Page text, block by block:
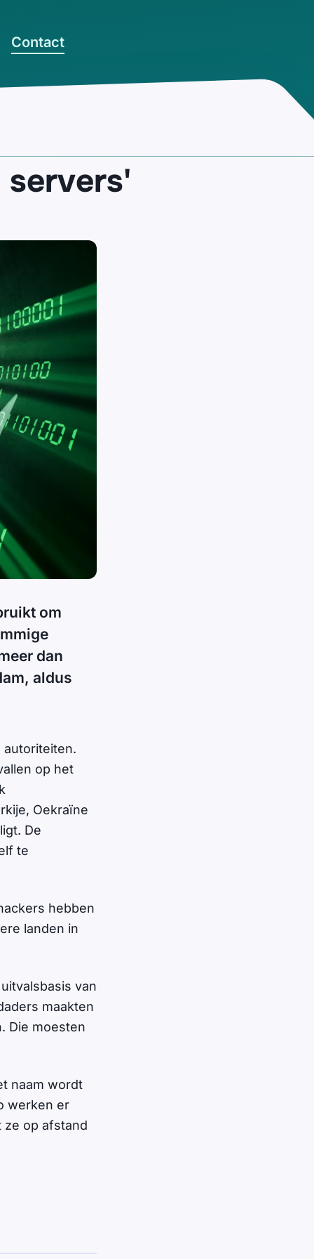
Contact
om
dan
aldus
autoriteiten.
op het
Oekraïne
De
te
hebben
landen in
van
maakten
Die moesten
naam wordt
werken er
ze op afstand